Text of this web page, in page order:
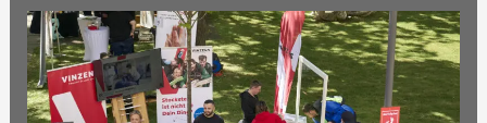
Vinzenz
Würzburg
auf
der
Personalmesse